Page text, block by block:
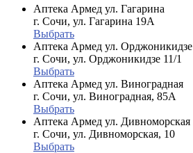
Аптека Армед ул. Гагарина
г. Сочи, ул. Гагарина 19А
Выбрать
Аптека Армед ул. Орджоникидзе
г. Сочи, ул. Орджоникидзе 11/1
Выбрать
Аптека Армед ул. Виноградная
г. Сочи, ул. Виноградная, 85А
Выбрать
Аптека Армед ул. Дивноморская
г. Сочи, ул. Дивноморская, 10
Выбрать